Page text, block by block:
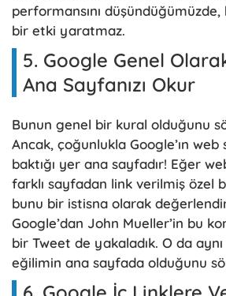
performansını
bir etki yaratmaz.
5. Google Genel
Ana Sayfanızı Okur
Bunun genel bir kural olduğunu
Ancak, çoğunlukla Google’ın
baktığı yer ana sayfadır! Eğer
farklı sayfadan link verilmiş özel
bunu bir istisna olarak
Google’dan John Mueller’in bu
bir Tweet de yakaladık. O da
eğilimin ana sayfada olduğunu